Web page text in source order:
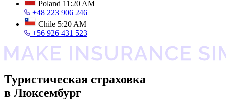
Poland 11:20 AM
+48 223 906 246
Chile 5:20 AM
+56 926 431 523
Туристическая страховка
в Люксембург